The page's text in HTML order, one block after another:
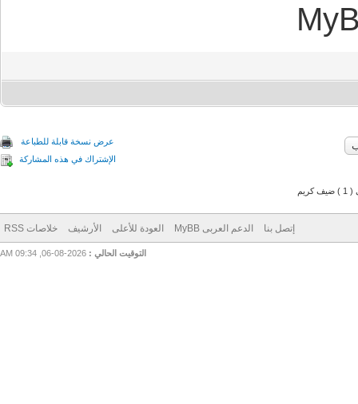
عرض نسخة قابلة للطباعة
الإشتراك في هذه المشاركة
إتصل بنا الدعم العربى MyBB العودة للأعلى الأرشيف خلاصات RSS
التوقيت الحالي :2026-08-06, 09:34 AM